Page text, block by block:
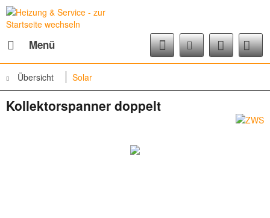
Menü
Übersicht Solar
Kollektorspanner doppelt